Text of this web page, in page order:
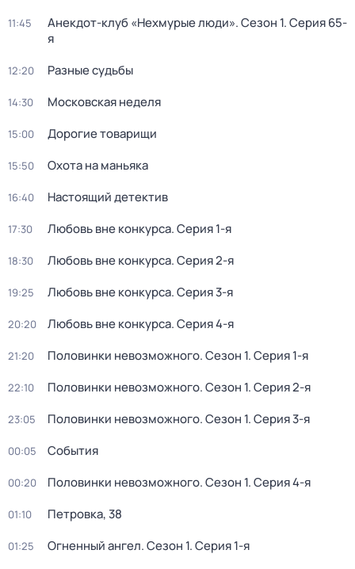
11:45 Анекдот-клуб «Нехмурые люди». Сезон 1. Серия 65-
я
12:20 Разные судьбы
14:30 Московская неделя
15:00 Дорогие товарищи
15:50 Охота на маньяка
16:40 Настоящий детектив
17:30 Любовь вне конкурса. Серия 1-я
18:30 Любовь вне конкурса. Серия 2-я
19:25 Любовь вне конкурса. Серия 3-я
20:20 Любовь вне конкурса. Серия 4-я
21:20 Половинки невозможного. Сезон 1. Серия 1-я
22:10 Половинки невозможного. Сезон 1. Серия 2-я
23:05 Половинки невозможного. Сезон 1. Серия 3-я
00:05 События
00:20 Половинки невозможного. Сезон 1. Серия 4-я
01:10 Петровка, 38
01:25 Огненный ангел. Сезон 1. Серия 1-я